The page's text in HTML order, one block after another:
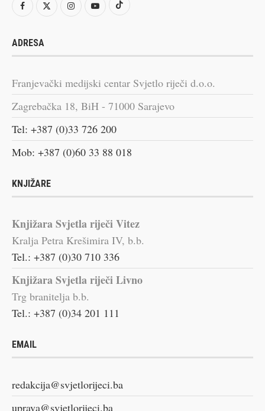
ADRESA
Franjevački medijski centar Svjetlo riječi d.o.o.
Zagrebačka 18, BiH - 71000 Sarajevo
Tel: +387 (0)33 726 200
Mob: +387 (0)60 33 88 018
KNJIŽARE
Knjižara Svjetla riječi Vitez
Kralja Petra Krešimira IV, b.b.
Tel.: +387 (0)30 710 336
Knjižara Svjetla riječi Livno
Trg branitelja b.b.
Tel.: +387 (0)34 201 111
EMAIL
redakcija@svjetlorijeci.ba
uprava@svjetlorijeci.ba